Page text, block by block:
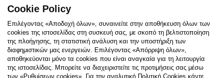
Follow us:
FacebookInstagram
TikTokYoutubePinterestTwitter
Cookie Policy
Επιλέγοντας «Αποδοχή όλων», συναινείτε στην αποθήκευση όλων των
cookies της ιστοσελίδας στη συσκευή σας, με σκοπό τη βελτιστοποίηση
της πλοήγησης, τη στατιστική ανάλυση και την υποστήριξη των
διαφημιστικών μας ενεργειών. Επιλέγοντας «Απόρριψη όλων»,
αποθηκεύονται μόνο τα cookies που είναι αναγκαία για τη λειτουργία
της ιστοσελίδας. Μπορείτε να διαχειριστείτε τις προτιμήσεις σας μέσω
των «Ρυθμίσεων cookies». Για την αναλυτική Πολιτική Cookies κάντε